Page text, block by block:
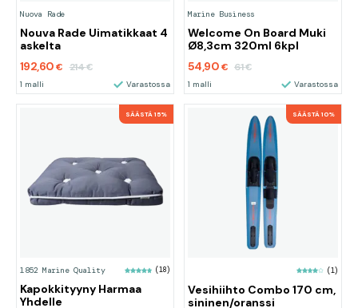
Nuova Rade
Nouva Rade Uimatikkaat 4
askelta
192,60€ 214€
1 malli Varastossa
Marine Business
Welcome On Board Muki
Ø8,3cm 320ml 6kpl
54,90 € 61€
1 malli Varastossa
SÄÄSTÄ 15%
1852 Marine Quality (18)
Kapokkityyny Harmaa
Yhdelle
SÄÄSTÄ 10%
(1)
Vesihiihto Combo 170 cm,
sininen/oranssi